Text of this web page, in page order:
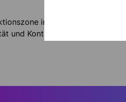
im Bereich der
und Kontrolle in allen